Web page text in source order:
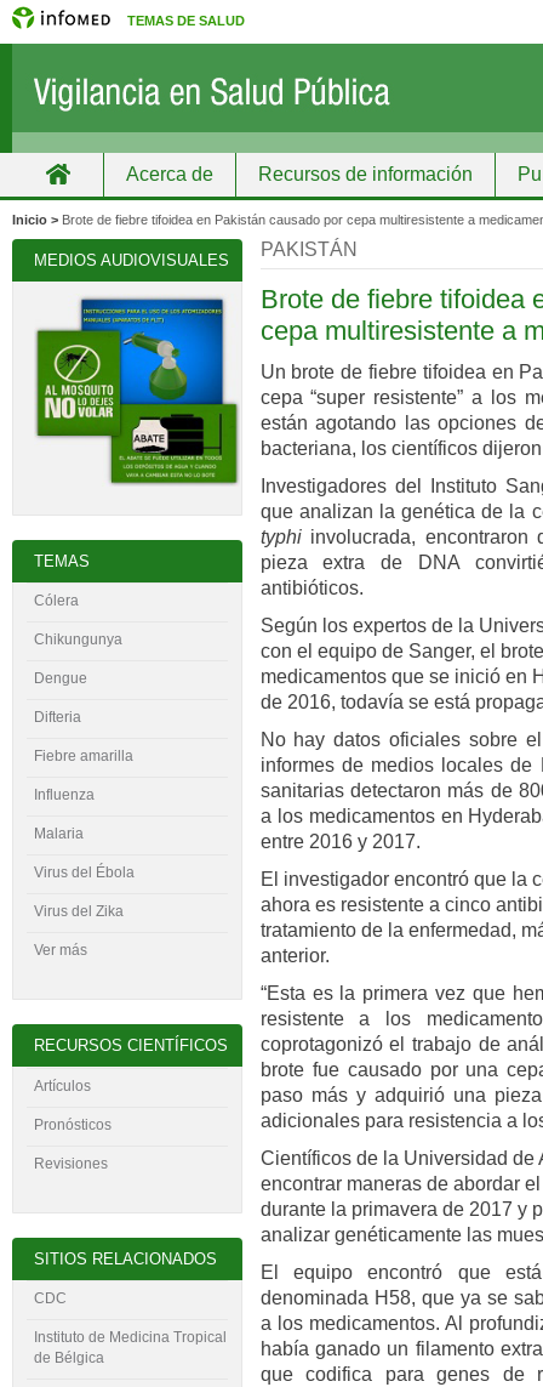
TEMAS DE SALUD
Acerca de Recursos de información
Grupos Recursos de información
Inicio > Brote de fiebre tifoidea en Pakistán causado por cepa multiresistente a
PAKISTÁN
Brote de fiebre tifoidea
cepa multiresistente a
Un brote de fiebre tifoidea en
cepa “super resistente” a los
están agotando las opciones
bacteriana, los científicos
Investigadores del Instituto
que analizan la genética de la
typhiinvolucrada, encontraron
pieza extra de DNA
antibióticos.
Según los expertos de la
con el equipo de Sanger, el
medicamentos que se inició en
de 2016, todavía se está
No hay datos oficiales sobre
informes de medios locales
sanitarias detectaron más de
a los medicamentos en
entre 2016 y 2017.
El investigador encontró que la
ahora es resistente a cinco
tratamiento de la enfermedad,
anterior.
“Esta es la primera vez que
resistente a los
coprotagonizó el trabajo de
brote fue causado por una
paso más y adquirió una
adicionales para resistencia a
Científicos de la Universidad de
encontrar maneras de abordar
durante la primavera de 2017 y
analizar genéticamente las
El equipo encontró que
denominada H58, que ya se
a los medicamentos. Al
había ganado un filamento
que codifica para genes de
MEDIOS AUDIOVISUALES
TEMAS
Cólera
Chikungunya
Dengue
Difteria
Fiebre amarilla
Influenza
Malaria
Virus del Ébola
Virus del Zika
Ver más
RECURSOS CIENTÍFICOS
Artículos
Pronósticos
Revisiones
SITIOS RELACIONADOS
CDC
Instituto de Medicina Tropical
de Bélgica